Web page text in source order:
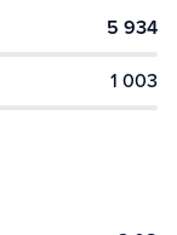
5 934
1 003